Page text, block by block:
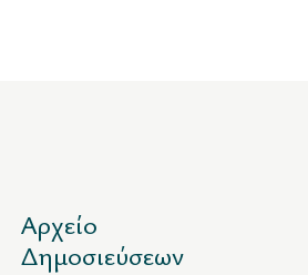
Αρχείο
Δημοσιεύσεων